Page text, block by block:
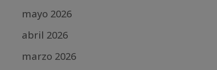
mayo 2026
abril 2026
marzo 2026